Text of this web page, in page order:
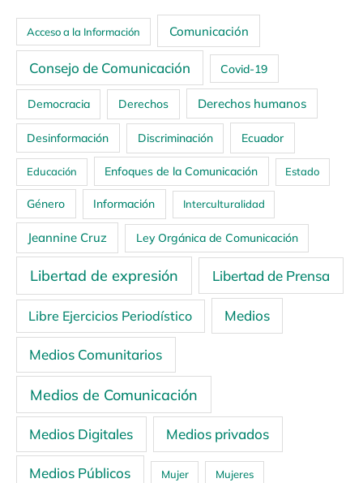
Acceso a la Información Comunicación
Consejo de Comunicación Covid-19
Democracia Derechos Derechos humanos
Desinformación Discriminación Ecuador
Educación Enfoques de la Comunicación Estado
Género Información Interculturalidad
Jeannine Cruz Ley Orgánica de Comunicación
Libertad de expresión Libertad de Prensa
Libre Ejercicios Periodístico Medios
Medios Comunitarios
Medios de Comunicación
Medios Digitales Medios privados
Medios Públicos Mujer Mujeres